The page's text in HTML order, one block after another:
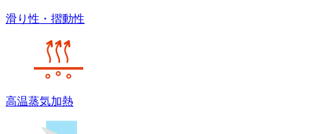
滑り性・摺動性
高温蒸気加熱